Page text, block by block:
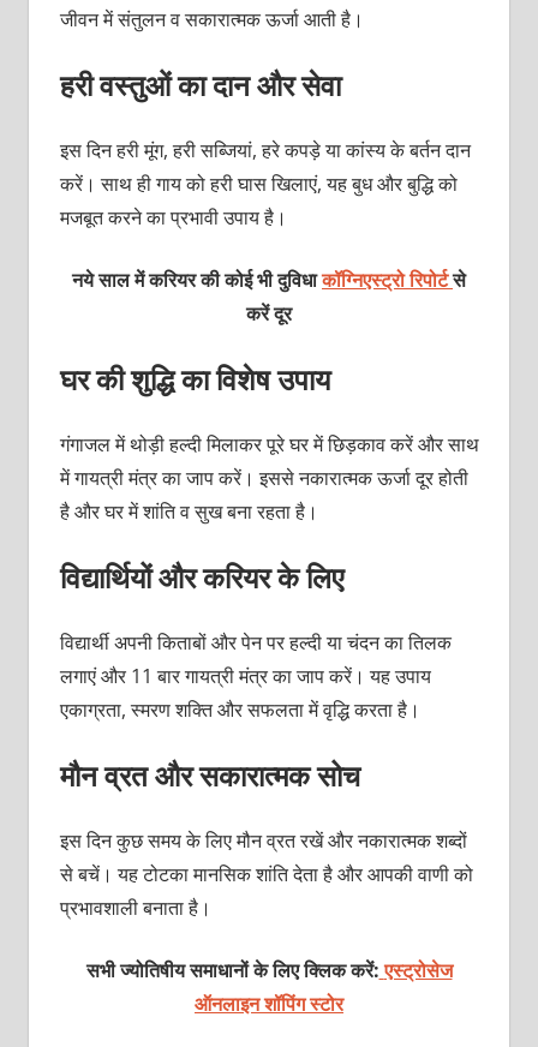
जीवन में संतुलन व सकारात्मक ऊर्जा आती है।
हरी वस्तुओं का दान और सेवा
इस दिन हरी मूंग, हरी सब्जियां, हरे कपड़े या कांस्य के बर्तन दान
करें। साथ ही गाय को हरी घास खिलाएं, यह बुध और बुद्धि को
मजबूत करने का प्रभावी उपाय है।
नये साल में करियर की कोई भी दुविधाकॉग्निएस्ट्रो रिपोर्टसे
करें दूर
घर की शुद्धि का विशेष उपाय
गंगाजल में थोड़ी हल्दी मिलाकर पूरे घर में छिड़काव करें और साथ
में गायत्री मंत्र का जाप करें। इससे नकारात्मक ऊर्जा दूर होती
है और घर में शांति व सुख बना रहता है।
विद्यार्थियों और करियर के लिए
विद्यार्थी अपनी किताबों और पेन पर हल्दी या चंदन का तिलक
लगाएं और 11 बार गायत्री मंत्र का जाप करें। यह उपाय
एकाग्रता, स्मरण शक्ति और सफलता में वृद्धि करता है।
मौन व्रत और सकारात्मक सोच
इस दिन कुछ समय के लिए मौन व्रत रखें और नकारात्मक शब्दों
से बचें। यह टोटका मानसिक शांति देता है और आपकी वाणी को
प्रभावशाली बनाता है।
सभी ज्योतिषीय समाधानों के लिए क्लिक करें: एस्ट्रोसेज
ऑनलाइन शॉपिंग स्टोर